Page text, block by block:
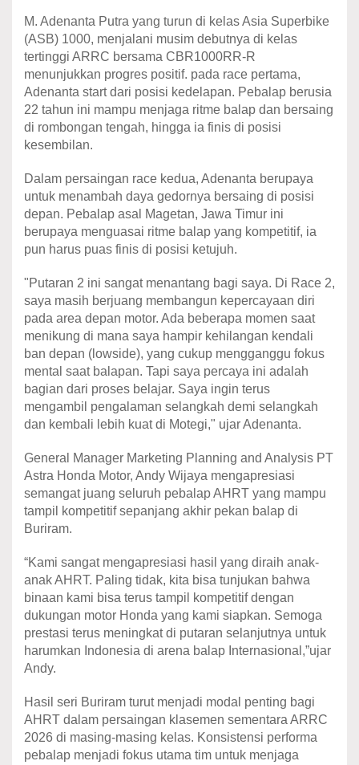
M. Adenanta Putra yang turun di kelas Asia Superbike
(ASB) 1000, menjalani musim debutnya di kelas
tertinggi ARRC bersama CBR1000RR-R
menunjukkan progres positif. pada race pertama,
Adenanta start dari posisi kedelapan. Pebalap berusia
22 tahun ini mampu menjaga ritme balap dan bersaing
di rombongan tengah, hingga ia finis di posisi
kesembilan.
Dalam persaingan race kedua, Adenanta berupaya
untuk menambah daya gedornya bersaing di posisi
depan. Pebalap asal Magetan, Jawa Timur ini
berupaya menguasai ritme balap yang kompetitif, ia
pun harus puas finis di posisi ketujuh.
"Putaran 2 ini sangat menantang bagi saya. Di Race 2,
saya masih berjuang membangun kepercayaan diri
pada area depan motor. Ada beberapa momen saat
menikung di mana saya hampir kehilangan kendali
ban depan (lowside), yang cukup mengganggu fokus
mental saat balapan. Tapi saya percaya ini adalah
bagian dari proses belajar. Saya ingin terus
mengambil pengalaman selangkah demi selangkah
dan kembali lebih kuat di Motegi," ujar Adenanta.
General Manager Marketing Planning and Analysis PT
Astra Honda Motor, Andy Wijaya mengapresiasi
semangat juang seluruh pebalap AHRT yang mampu
tampil kompetitif sepanjang akhir pekan balap di
Buriram.
“Kami sangat mengapresiasi hasil yang diraih anak-
anak AHRT. Paling tidak, kita bisa tunjukan bahwa
binaan kami bisa terus tampil kompetitif dengan
dukungan motor Honda yang kami siapkan. Semoga
prestasi terus meningkat di putaran selanjutnya untuk
harumkan Indonesia di arena balap Internasional,”ujar
Andy.
Hasil seri Buriram turut menjadi modal penting bagi
AHRT dalam persaingan klasemen sementara ARRC
2026 di masing-masing kelas. Konsistensi performa
pebalap menjadi fokus utama tim untuk menjaga